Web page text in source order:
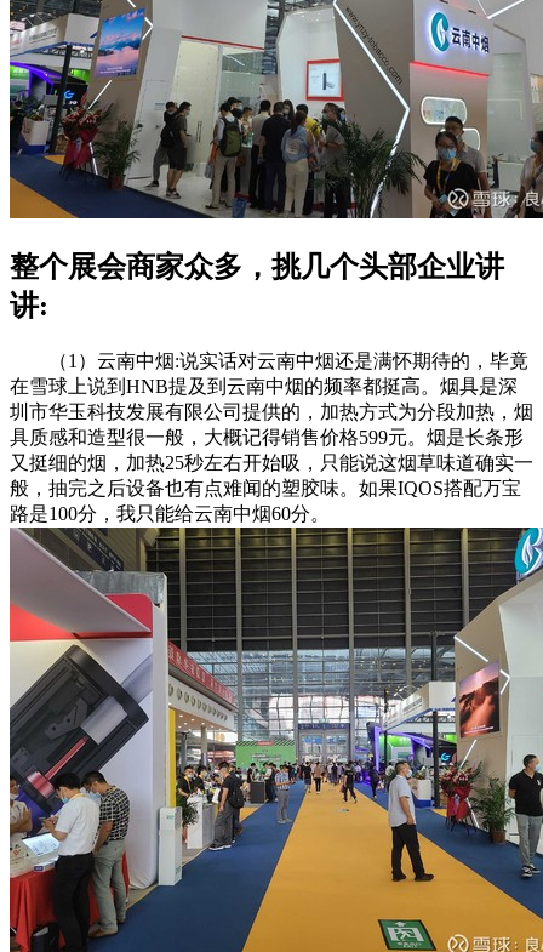
整个展会商家众多，挑几个头部企业讲
讲:
（1）云南中烟:说实话对云南中烟还是满怀期待的，毕竟
在雪球上说到HNB提及到云南中烟的频率都挺高。烟具是深
圳市华玉科技发展有限公司提供的，加热方式为分段加热，烟
具质感和造型很一般，大概记得销售价格599元。烟是长条形
又挺细的烟，加热25秒左右开始吸，只能说这烟草味道确实一
般，抽完之后设备也有点难闻的塑胶味。如果IQOS搭配万宝
路是100分，我只能给云南中烟60分。